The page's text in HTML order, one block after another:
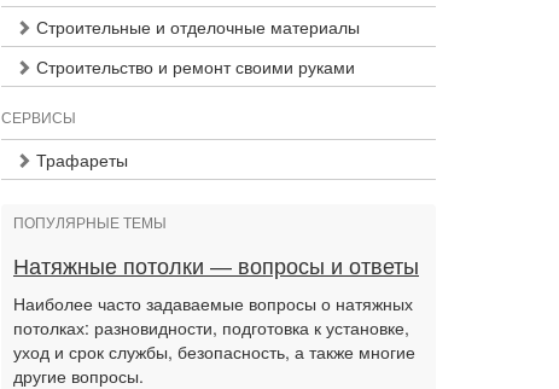
Строительные и отделочные материалы
Строительство и ремонт своими руками
СЕРВИСЫ
Трафареты
ПОПУЛЯРНЫЕ ТЕМЫ
Натяжные потолки — вопросы и ответы
Наиболее часто задаваемые вопросы о натяжных
потолках: разновидности, подготовка к установке,
уход и срок службы, безопасность, а также многие
другие вопросы.